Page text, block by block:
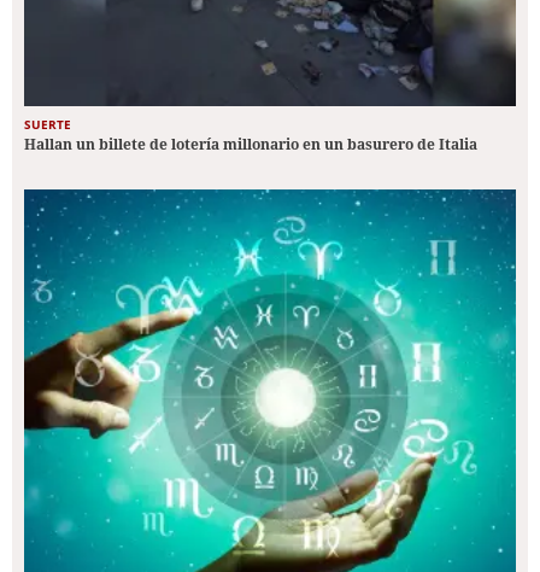
SUERTE
Hallan un billete de lotería millonario en un basurero de Italia